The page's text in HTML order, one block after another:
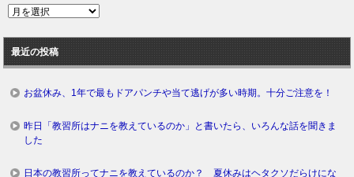
過
ロ
グ
最近の投稿
お盆休み、1年で最もドアパンチや当て逃げが多い時期。十分ご注意を！
昨日「教習所はナニを教えているのか」と書いたら、いろんな話を聞きま
した
日本の教習所ってナニを教えているのか？ 夏休みはヘタクソだらけにな